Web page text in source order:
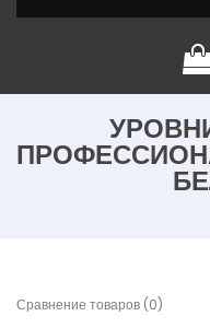
Сравнение товаров (0)